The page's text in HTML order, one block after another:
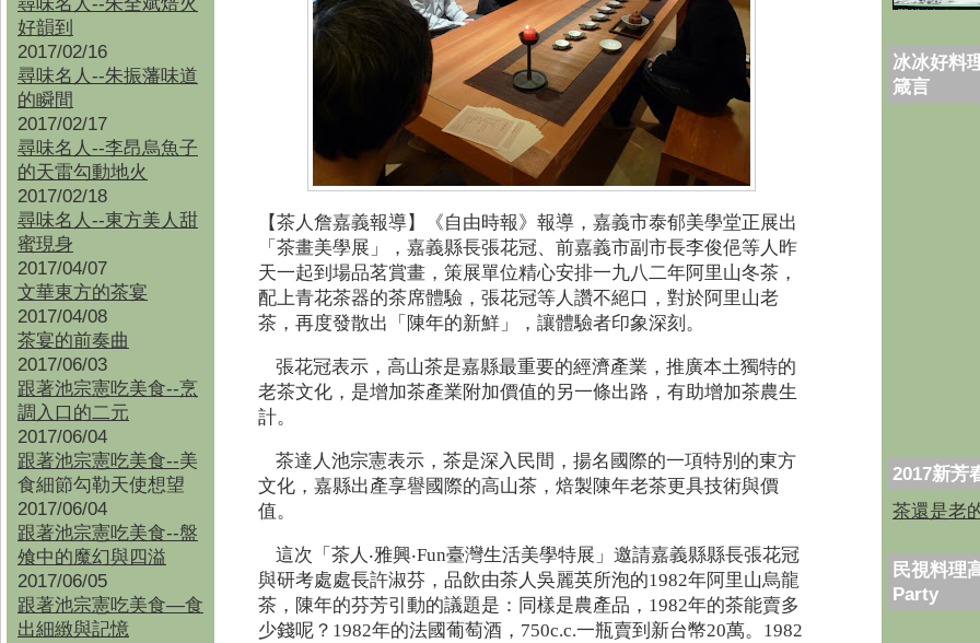
好韻到
2017/02/16
尋味名人--朱振藩味道
的瞬間
2017/02/17
尋味名人--李昂烏魚子
的天雷勾動地火
2017/02/18
尋味名人--東方美人甜
蜜現身
2017/04/07
文華東方的茶宴
2017/04/08
茶宴的前奏曲
2017/06/03
跟著池宗憲吃美食--烹
調入口的二元
2017/06/04
跟著池宗憲吃美食--美
食細節勾勒天使想望
2017/06/04
跟著池宗憲吃美食--盤
飧中的魔幻與四溢
2017/06/05
跟著池宗憲吃美食—食
出細緻與記憶
【茶人詹嘉義報導】
《自由時報》報導，嘉義市泰郁美學堂正展出
「茶畫美學展」，嘉義縣長張花冠、前嘉義市副市長李俊俋等人昨
天一起到場品茗賞畫，策展單位精心安排一九八二年阿里山冬茶，
配上青花茶器的茶席體驗，張花冠等人讚不絕口，對於阿里山老
茶，再度發散出「陳年的新鮮」，讓體驗者印象深刻。
張花冠表示，高山茶是嘉縣最重要的經濟產業，推廣本土獨特的
老茶文化，是增加茶產業附加價值的另一條出路，有助增加茶農生
計。
茶達人池宗憲表示，茶是深入民間，揚名國際的一項特別的東方
文化，嘉縣出產享譽國際的高山茶，焙製陳年老茶更具技術與價
值。
這次「茶人‧雅興‧Fun臺灣生活美學特展」邀請嘉義縣縣長張花冠
與研考處處長許淑芬，品飲由茶人吳麗英所泡的1982年阿里山烏龍
茶，陳年的芬芳引動的議題是：同樣是農產品，1982年的茶能賣多
少錢呢？1982年的法國葡萄酒，750c.c.一瓶賣到新台幣20萬。1982
冰冰好料
箴言
2017新芳
茶還是老
民視料理
Party